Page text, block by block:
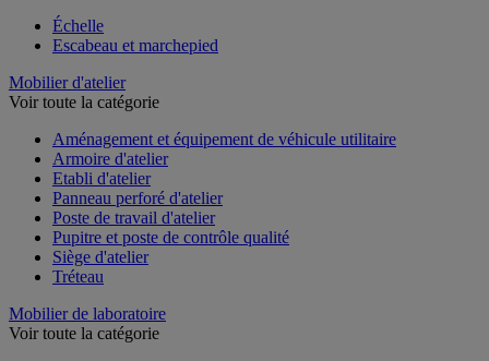
Échelle
Escabeau et marchepied
Mobilier d'atelier
Voir toute la catégorie
Aménagement et équipement de véhicule utilitaire
Armoire d'atelier
Etabli d'atelier
Panneau perforé d'atelier
Poste de travail d'atelier
Pupitre et poste de contrôle qualité
Siège d'atelier
Tréteau
Mobilier de laboratoire
Voir toute la catégorie